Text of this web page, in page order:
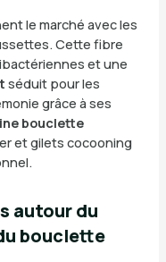
le marché avec les
Cette fibre
et une
séduit pour les
grâce à ses
bouclette
et gilets cocooning
autour du
bouclette